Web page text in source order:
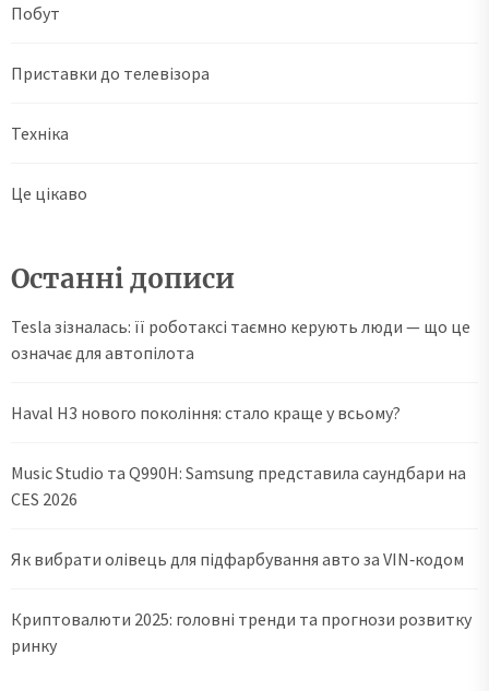
Побут
Приставки до телевізора
Техніка
Це цікаво
Останні дописи
Tesla зізналась: її роботаксі таємно керують люди — що це
означає для автопілота
Haval H3 нового покоління: стало краще у всьому?
Music Studio та Q990H: Samsung представила саундбари на
CES 2026
Як вибрати олівець для підфарбування авто за VIN‑кодом
Криптовалюти 2025: головні тренди та прогнози розвитку
ринку